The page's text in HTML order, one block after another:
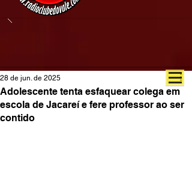
Adolescente tenta esfaquear colega em
escola de Jacareí e fere professor ao ser
contido
28 de jun. de 2025